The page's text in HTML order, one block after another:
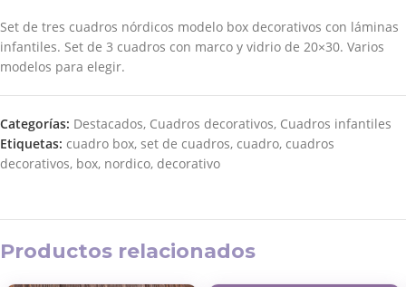
Set de tres cuadros nórdicos modelo box decorativos con láminas
infantiles. Set de 3 cuadros con marco y vidrio de 20×30. Varios
modelos para elegir.
Categorías: Destacados, Cuadros decorativos, Cuadros infantiles
Etiquetas: cuadro box, set de cuadros, cuadro, cuadros
decorativos, box, nordico, decorativo
Productos relacionados